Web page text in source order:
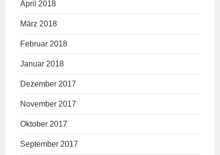
April 2018
März 2018
Februar 2018
Januar 2018
Dezember 2017
November 2017
Oktober 2017
September 2017